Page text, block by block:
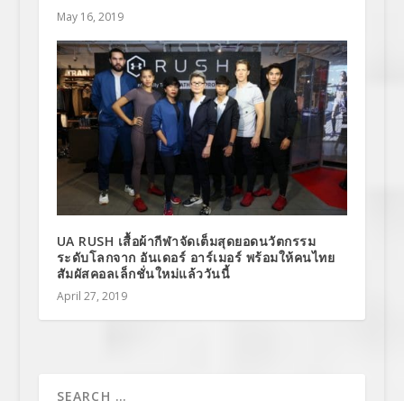
May 16, 2019
UA RUSH เสื้อผ้ากีฬาจัดเต็มสุดยอดนวัตกรรม
ระดับโลกจาก อันเดอร์ อาร์เมอร์ พร้อมให้คนไทย
สัมผัสคอลเล็กชั่นใหม่แล้ววันนี้
April 27, 2019